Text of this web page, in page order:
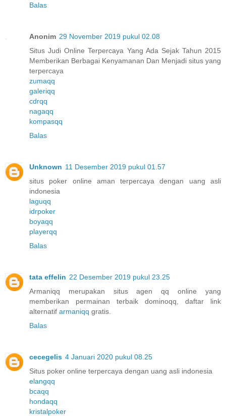
Balas
Anonim 29 November 2019 pukul 02.08
Situs Judi Online Terpercaya Yang Ada Sejak Tahun 2015
Memberikan Berbagai Kenyamanan Dan Menjadi situs yang
terpercaya
zumaqq
galeriqq
cdrqq
nagaqq
kompasqq
Balas
Unknown 11 Desember 2019 pukul 01.57
situs poker online aman terpercaya dengan uang asli
indonesia
laguqq
idrpoker
boyaqq
playerqq
Balas
tata effelin 22 Desember 2019 pukul 23.25
Armaniqq merupakan situs agen qq online yang
memberikan permainan terbaik dominoqq, daftar link
alternatif armaniqq gratis.
Balas
cecegelis 4 Januari 2020 pukul 08.25
Situs poker online terpercaya dengan uang asli indonesia
elangqq
bcaqq
hondaqq
kristalpoker